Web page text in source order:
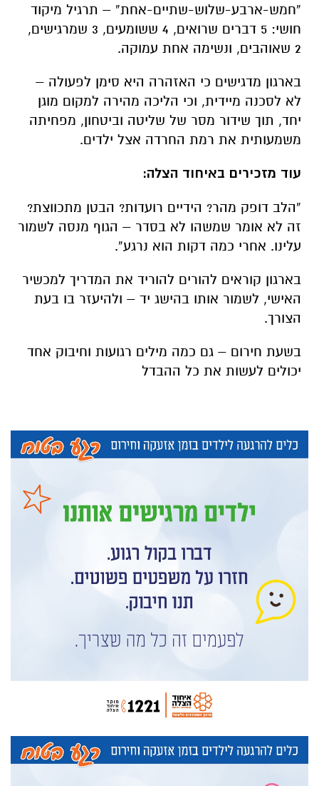
“חמש-ארבע-שלוש-שתיים-אחת” – תרגיל מיקוד
חושי: 5 דברים שרואים, 4 ששומעים, 3 שמרגישים,
2 שאוהבים, ונשימה אחת עמוקה.
בארגון מדגישים כי האזהרה היא סימן לפעולה –
לא לסכנה מיידית, וכי הליכה מהירה למקום מוגן
יחד, תוך שידור מסר של שליטה וביטחון, מפחיתה
משמעותית את רמת החרדה אצל ילדים.
עוד מזכירים באיחוד הצלה:
“הלב דופק מהר? הידיים רועדות? הבטן מתכווצת?
זה לא אומר שמשהו לא בסדר – הגוף מנסה לשמור
עלינו. אחרי כמה דקות הוא נרגע”.
בארגון קוראים להורים להוריד את המדריך למכשיר
האישי, לשמור אותו בהישג יד – ולהיעזר בו בעת
הצורך.
בשעת חירום – גם כמה מילים רגועות וחיבוק אחד
יכולים לעשות את כל ההבדל